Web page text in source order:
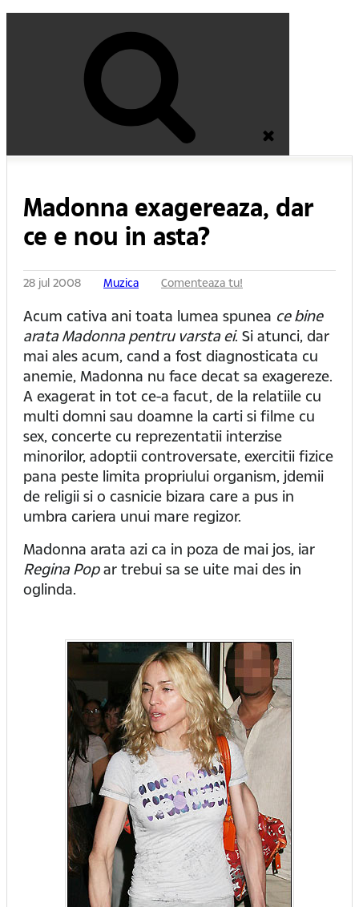
Madonna exagereaza, dar
ce e nou in asta?
28 jul 2008 Muzica Comenteaza tu!
Acum cativa ani toata lumea spunea ce bine
arata Madonna pentru varsta ei. Si atunci, dar
mai ales acum, cand a fost diagnosticata cu
anemie, Madonna nu face decat sa exagereze.
A exagerat in tot ce-a facut, de la relatiile cu
multi domni sau doamne la carti si filme cu
sex, concerte cu reprezentatii interzise
minorilor, adoptii controversate, exercitii fizice
pana peste limita propriului organism, jdemii
de religii si o casnicie bizara care a pus in
umbra cariera unui mare regizor.
Madonna arata azi ca in poza de mai jos, iar
Regina Popar trebui sa se uite mai des in
oglinda.